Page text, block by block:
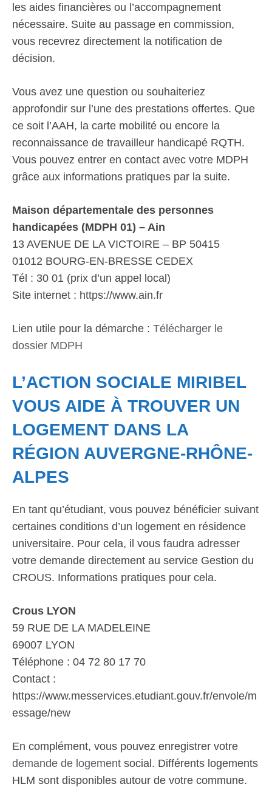
les aides financières ou l’accompagnement
nécessaire. Suite au passage en commission,
vous recevrez directement la notification de
décision.
Vous avez une question ou souhaiteriez
approfondir sur l’une des prestations offertes. Que
ce soit l’AAH, la carte mobilité ou encore la
reconnaissance de travailleur handicapé RQTH.
Vous pouvez entrer en contact avec votre MDPH
grâce aux informations pratiques par la suite.
Maison départementale des personnes
handicapées (MDPH 01) – Ain
13 AVENUE DE LA VICTOIRE – BP 50415
01012 BOURG-EN-BRESSE CEDEX
Tél : 30 01 (prix d’un appel local)
Site internet : https://www.ain.fr
Lien utile pour la démarche : Télécharger le
dossier MDPH
L’ACTION SOCIALE MIRIBEL
VOUS AIDE À TROUVER UN
LOGEMENT DANS LA
RÉGION AUVERGNE-RHÔNE-
ALPES
En tant qu’étudiant, vous pouvez bénéficier suivant
certaines conditions d’un logement en résidence
universitaire. Pour cela, il vous faudra adresser
votre demande directement au service Gestion du
CROUS. Informations pratiques pour cela.
Crous LYON
59 RUE DE LA MADELEINE
69007 LYON
Téléphone : 04 72 80 17 70
Contact :
https://www.messervices.etudiant.gouv.fr/envole/m
essage/new
En complément, vous pouvez enregistrer votre
demande de logement social. Différents logements
HLM sont disponibles autour de votre commune.